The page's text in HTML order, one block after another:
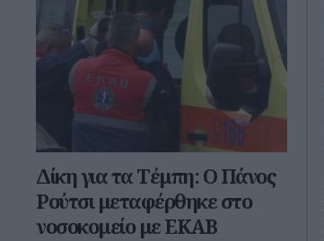
Δίκη για τα Τέμπη: Ο Πάνος
Ρούτσι μεταφέρθηκε στο
νοσοκομείο με ΕΚΑΒ